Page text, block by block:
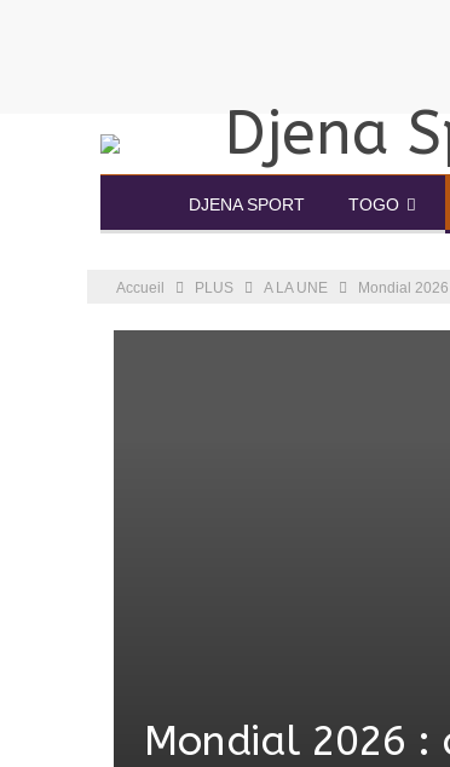
DJENA SPORT TOGO
Accueil PLUS A LA UNE Mondial
Mondial 2026 :